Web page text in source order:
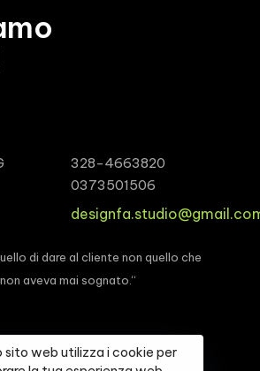
328-4663820
0373501506
di dare al cliente non quello che
aveva mai sognato.“
sito web utilizza i cookie per